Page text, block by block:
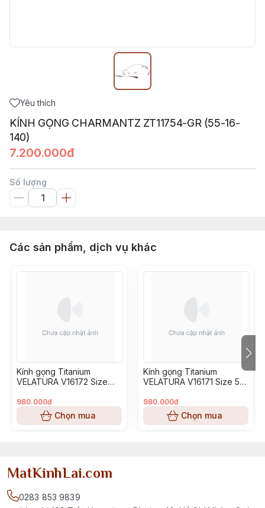
Yêu thích
KÍNH GỌNG CHARMANTZ ZT11754-GR (55-16-
140)
7.200.000đ
Số lượng
Các sản phẩm, dịch vụ khác
Kính gọng Titanium
VELATURA V16172 Size
980.000đ
Chọn mua
Kính gọng Titanium
VELATURA V16171 Size 53-
980.000đ
Chọn mua
MatKinhLai.com
0283 853 9839